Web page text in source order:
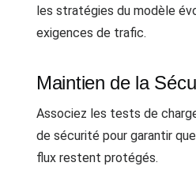
les stratégies du modèle
exigences de trafic.
Maintien de la
Associez les tests de
de sécurité pour garantir
flux restent protégés.